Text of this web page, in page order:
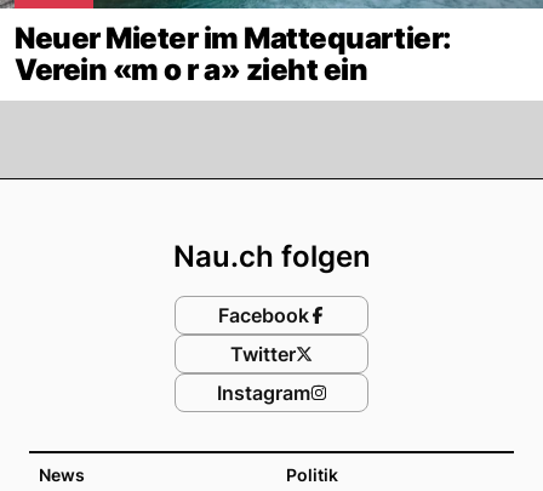
Neuer Mieter im Mattequartier:
Verein «m o r a» zieht ein
News Politik
Nau.ch folgen
Facebook
Twitter
Instagram